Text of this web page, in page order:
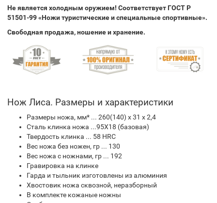
Не является холодным оружием! Соответствует ГОСТ Р
51501-99 «Ножи туристические и специальные спортивные».
Свободная продажа, ношение и хранение.
Нож Лиса. Размеры и характеристики
Размеры ножа, мм* ... 260(140) х 31 х 2,4
Сталь клинка ножа ...95Х18 (базовая)
Твердость клинка ... 58 HRC
Вес ножа без ножен, гр ... 130
Вес ножа с ножнами, гр ... 192
Гравировка на клинке
Гарда и тыльник изготовлены из алюминия
Хвостовик ножа сквозной, неразборный
В комплекте кожаные ножны